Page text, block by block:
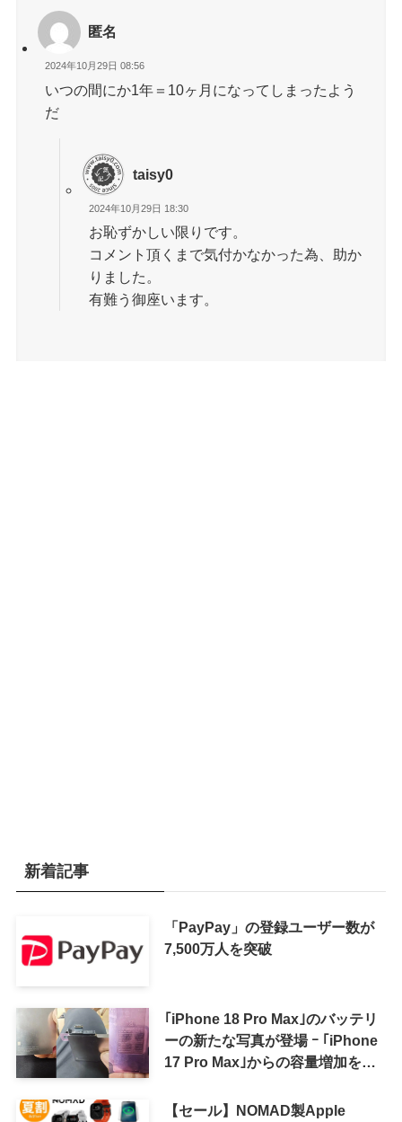
匿名
2024年10月29日 08:56
いつの間にか1年＝10ヶ月になってしまったよう
だ
taisy0
2024年10月29日 18:30
お恥ずかしい限りです。
コメント頂くまで気付かなかった為、助か
りました。
有難う御座います。
新着記事
「PayPay」の登録ユーザー数が
7,500万人を突破
｢iPhone 18 Pro Max｣のバッテリ
ーの新たな写真が登場 ｰ ｢iPhone
17 Pro Max｣からの容量増加を確
【セール】NOMAD製Apple